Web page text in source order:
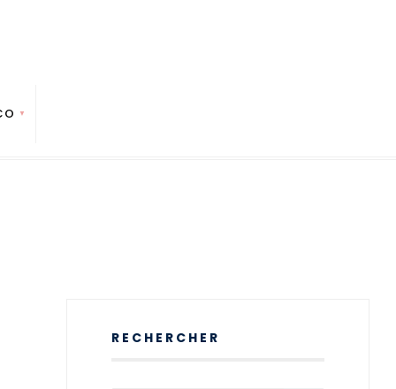
RECHERCHER